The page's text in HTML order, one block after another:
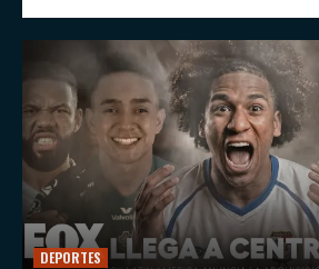
DEPORTES